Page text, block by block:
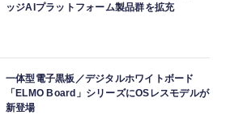
ッジAIプラットフォーム製品群を拡充
一体型電子黒板／デジタルホワイトボード
「ELMO Board」シリーズにOSレスモデルが
新登場